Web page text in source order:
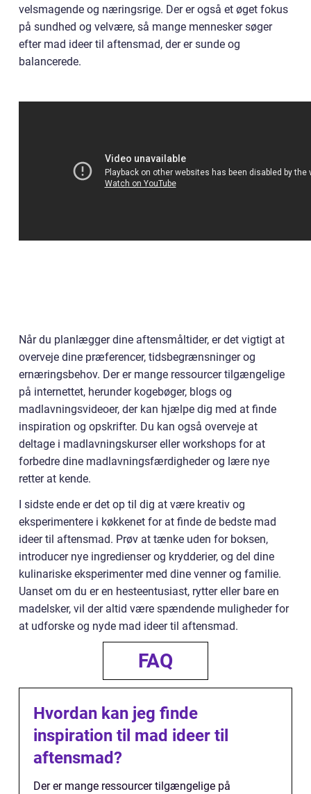
velsmagende og næringsrige. Der er også et øget fokus
på sundhed og velvære, så mange mennesker søger
efter mad ideer til aftensmad, der er sunde og
balancerede.
Når du planlægger dine aftensmåltider, er det vigtigt at
overveje dine præferencer, tidsbegrænsninger og
ernæringsbehov. Der er mange ressourcer tilgængelige
på internettet, herunder kogebøger, blogs og
madlavningsvideoer, der kan hjælpe dig med at finde
inspiration og opskrifter. Du kan også overveje at
deltage i madlavningskurser eller workshops for at
forbedre dine madlavningsfærdigheder og lære nye
retter at kende.
I sidste ende er det op til dig at være kreativ og
eksperimentere i køkkenet for at finde de bedste mad
ideer til aftensmad. Prøv at tænke uden for boksen,
introducer nye ingredienser og krydderier, og del dine
kulinariske eksperimenter med dine venner og familie.
Uanset om du er en hesteentusiast, rytter eller bare en
madelsker, vil der altid være spændende muligheder for
at udforske og nyde mad ideer til aftensmad.
FAQ
Hvordan kan jeg finde
inspiration til mad ideer til
aftensmad?
Der er mange ressourcer tilgængelige på